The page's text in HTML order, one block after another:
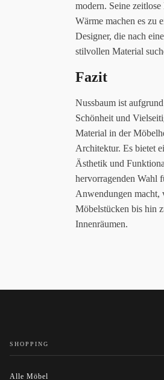
modern. Seine
Wärme machen es zu
Designer, die nach
stilvollen Material
Fazit
Nussbaum ist
Schönheit und
Material in der
Architektur. Es bietet
Ästhetik und
hervorragenden Wahl
Anwendungen macht,
Möbelstücken bis hin
Innenräumen.
SHOPPING
Alle Möbel